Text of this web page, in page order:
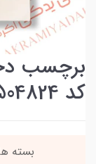
برچسب
کد 5504824
(بدون‌تاخیر)